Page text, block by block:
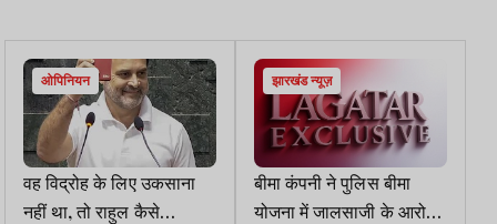
ओपिनियन
वह विद्रोह के लिए उकसाना
नहीं था, तो राहुल कैसे
झारखंड न्यूज़
बीमा कंपनी ने पुलिस बीमा
योजना में जालसाजी के आरोप